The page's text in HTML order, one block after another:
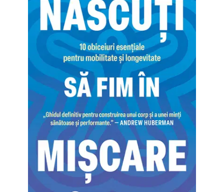
Dezvoltare Spirituala
KidConnection
New Illuminati Files
Numerologie
Paranormal
Parapsihologie
Audiobook